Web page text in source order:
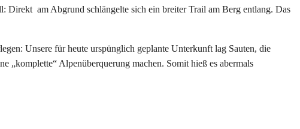
Direkt am Abgrund schlängelte sich ein breiter Trail am Berg entlang. Das
Unsere für heute urspünglich geplante Unterkunft lag Sauten, die
Alpenüberquerung machen. Somit hieß es abermals